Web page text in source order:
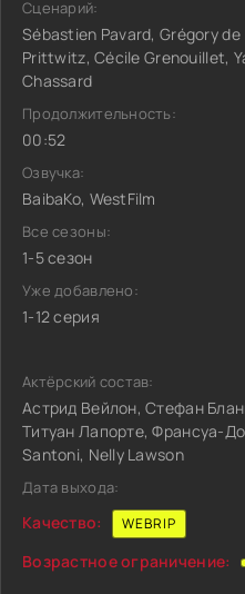
Сценарий:
Sébastien Pavard, Grégory de
Prittwitz, Cécile Grenouillet,
Chassard
Продолжительность:
00:52
Озвучка:
BaibaKo, WestFilm
Все сезоны:
1-5 сезон
Уже добавлено:
1-12 серия
Актёрский состав:
Астрид Вейлон, Стефан
Титуан Лапорте, Франсуа-
Santoni, Nelly Lawson
Дата выхода:
Качество: WEBRIP
Возрастное ограничение: